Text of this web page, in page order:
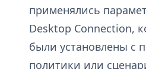
применялись
Desktop Connection,
были установлены с
политики или